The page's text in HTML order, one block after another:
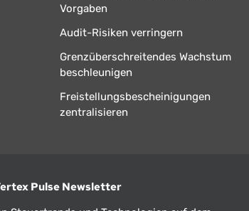
Vorgaben
Audit-Risiken verringern
Grenzüberschreitendes Wachstum
beschleunigen
Freistellungsbescheinigungen
zentralisieren
Pulse Newsletter